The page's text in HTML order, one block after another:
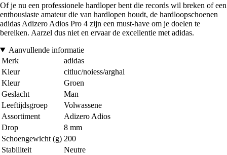
Of je nu een professionele hardloper bent die records wil breken of een
enthousiaste amateur die van hardlopen houdt, de hardloopschoenen
adidas Adizero Adios Pro 4 zijn een must-have om je doelen te
bereiken. Aarzel dus niet en ervaar de excellentie met adidas.
Aanvullende informatie
Merk
adidas
Kleur
citluc/noiess/arghal
Kleur
Groen
Geslacht
Man
Leeftijdsgroep
Volwassene
Assortiment
Adizero Adios
Drop
8 mm
Schoengewicht (g) 200
Stabiliteit
Neutre